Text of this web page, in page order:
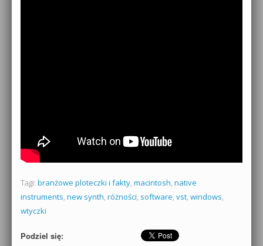
Tagi: branżowe ploteczki i fakty, macintosh, native
instruments, new synth, różności, software, vst, windows,
wtyczki
Podziel się: